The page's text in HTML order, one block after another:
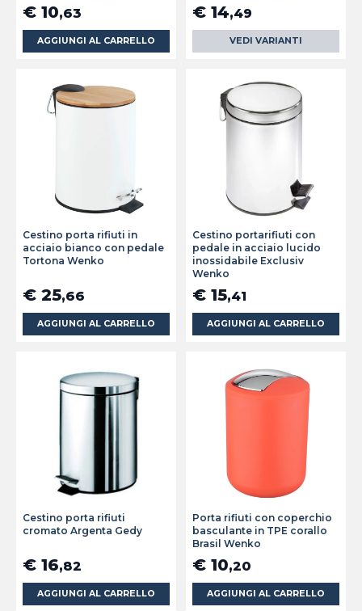
€ 10,63
AGGIUNGI AL CARRELLO
€ 14,49
VEDI VARIANTI
Cestino porta rifiuti in
acciaio bianco con pedale
Tortona Wenko
€ 25,66
AGGIUNGI AL CARRELLO
Cestino portarifiuti con
pedale in acciaio lucido
inossidabile Exclusiv
Wenko
€ 15,41
AGGIUNGI AL CARRELLO
Cestino porta rifiuti
cromato Argenta Gedy
€ 16,82
AGGIUNGI AL CARRELLO
Porta rifiuti con coperchio
basculante in TPE corallo
Brasil Wenko
€ 10,20
AGGIUNGI AL CARRELLO